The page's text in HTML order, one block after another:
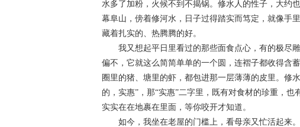
水多了加粉，火候不到不揭锅。修水人的性子，大约
幕阜山，傍着修河水，日子过得踏实而笃定，就像手
藏着扎实的、热腾腾的好。
我又想起平日里看过的那些面食点心，有的极尽雕
偏不，它就这么简简单单的一个圆，连褶子都收得含
圈里的猪、塘里的虾，都包进那一层薄薄的皮里。修
的，实惠”，那“实惠”二字里，既有对食材的珍重，
实实在在地裹在里面，等你咬开才知道。
如今，我坐在老屋的门槛上，看母亲又忙活起来。